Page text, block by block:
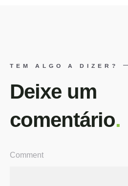
TEM ALGO A DIZER?
Deixe um
comentário.
Comment